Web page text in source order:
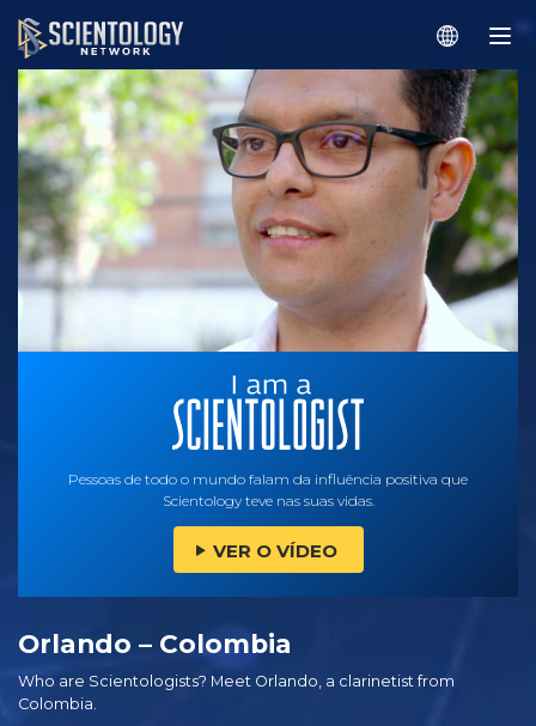
Pessoas de todo o mundo falam da influência positiva que
Scientology teve nas suas vidas.
VER O VÍDEO
Orlando – Colombia
Who are Scientologists? Meet Orlando, a clarinetist from
Colombia.